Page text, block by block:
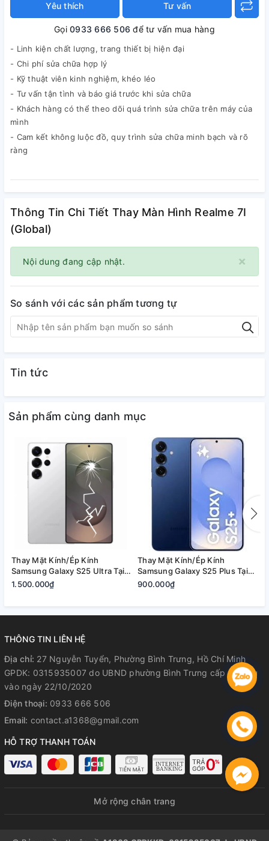
Yêu thích Tư vấn
Gọi0933 666 506 để tư vấn mua hàng
- Linh kiện chất lượng, trang thiết bị hiện đại
- Chi phí sửa chữa hợp lý
- Kỹ thuật viên kinh nghiệm, khéo léo
- Tư vấn tận tình và báo giá trước khi sửa chữa
- Khách hàng có thể theo dõi quá trình sửa chữa trên máy của
mình
- Cam kết không luộc đồ, quy trình sửa chữa minh bạch và rõ
ràng
Thông Tin Chi Tiết Thay Màn Hình Realme 7I
(Global)
×
Nội dung đang cập nhật.
So sánh với các sản phẩm tương tự
Tin tức
Sản phẩm cùng danh mục
Thay Mặt Kính/Ép Kính
Samsung Galaxy S25 Ultra Tại
Quận 2, Tp. Thủ Đức | Bảo
1.500.000₫
Thay Mặt Kính/Ép Kính
Samsung Galaxy S25 Plus Tại
Quận 2, Tp. Thủ Đức | Bảo
900.000₫
THÔNG TIN LIÊN HỆ
Địa chỉ: 27 Nguyễn Tuyển, Phường Bình Trưng, Hồ Chí Minh
GPDK: 0315935007 do UBND phường Bình Trưng cấp lần đầu
vào ngày 22/10/2020
Điện thoại: 0933 666 506
Email: contact.a1368@gmail.com
HỖ TRỢ THANH TOÁN
Mở rộng chân trang